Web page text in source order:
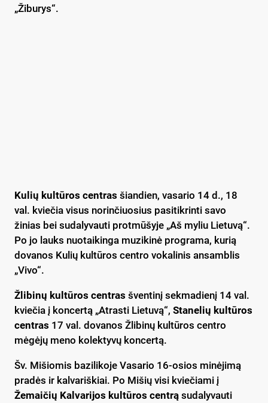
„Žiburys“.
Kulių kultūros centras šiandien, vasario 14 d., 18
val. kviečia visus norinčiuosius pasitikrinti savo
žinias bei sudalyvauti protmūšyje „Aš myliu Lietuvą“.
Po jo lauks nuotaikinga muzikinė programa, kurią
dovanos Kulių kultūros centro vokalinis ansamblis
„Vivo“.
Žlibinų kultūros centras šventinį sekmadienį 14 val.
kviečia į koncertą „Atrasti Lietuvą“, Stanelių kultūros
centras 17 val. dovanos Žlibinų kultūros centro
mėgėjų meno kolektyvų koncertą.
Šv. Mišiomis bazilikoje Vasario 16-osios minėjimą
pradės ir kalvariškiai. Po Mišių visi kviečiami į
Žemaičių Kalvarijos kultūros centrą sudalyvauti